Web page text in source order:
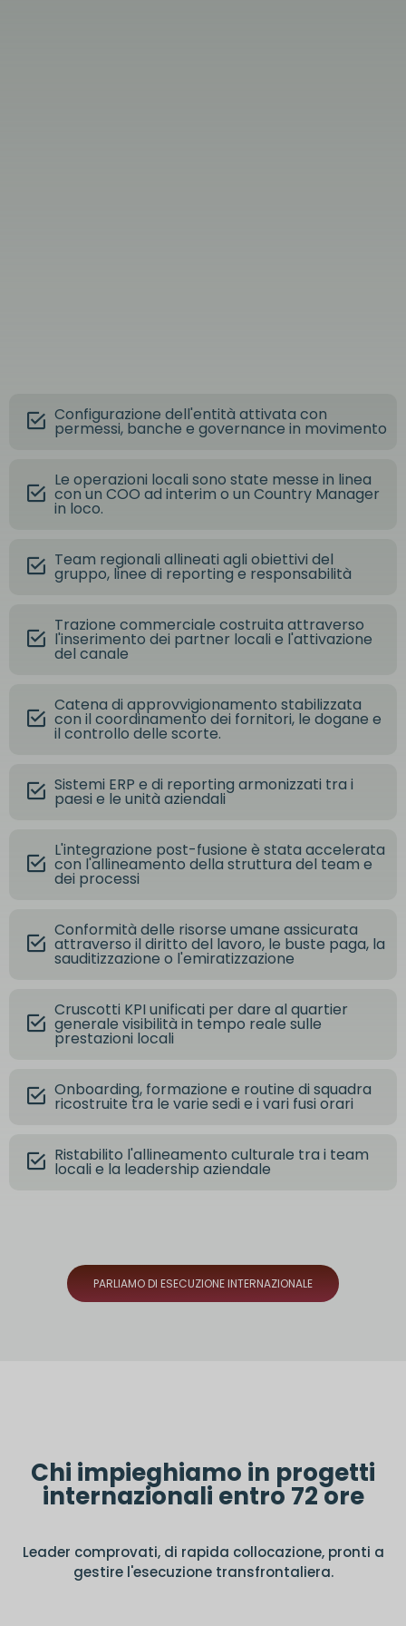
Configurazione dell'entità attivata con
permessi, banche e governance in movimento
Le operazioni locali sono state messe in linea
con un COO ad interim o un Country Manager
in loco.
Team regionali allineati agli obiettivi del
gruppo, linee di reporting e responsabilità
Trazione commerciale costruita attraverso
l'inserimento dei partner locali e l'attivazione
del canale
Catena di approvvigionamento stabilizzata
con il coordinamento dei fornitori, le dogane e
il controllo delle scorte.
Sistemi ERP e di reporting armonizzati tra i
paesi e le unità aziendali
L'integrazione post-fusione è stata accelerata
con l'allineamento della struttura del team e
dei processi
Conformità delle risorse umane assicurata
attraverso il diritto del lavoro, le buste paga, la
sauditizzazione o l'emiratizzazione
Cruscotti KPI unificati per dare al quartier
generale visibilità in tempo reale sulle
prestazioni locali
Onboarding, formazione e routine di squadra
ricostruite tra le varie sedi e i vari fusi orari
Ristabilito l'allineamento culturale tra i team
locali e la leadership aziendale
PARLIAMO DI ESECUZIONE INTERNAZIONALE
Chi impieghiamo in progetti
internazionali entro 72 ore
Leader comprovati, di rapida collocazione, pronti a
gestire l'esecuzione transfrontaliera.